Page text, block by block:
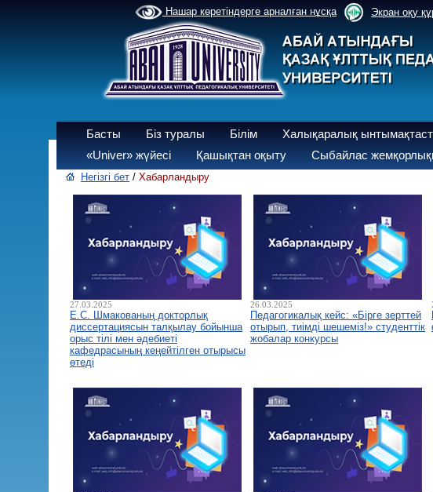
Нашар көретіндерге арналған нұсқа Экран оқу
Басты Біз туралы Білім Халықаралық
«Univer» жүйесі
Қашықтан оқыту Сыбайлас
Негізгі бет / Хабарландыру
27.03.2025
Е.С. Шмакованың докторлық
диссертациясын талқылау бойынша
орыс тілі мен әдебиеті
кафедрасының кеңейтілген отырысы
өтеді
26.03.2025
Педагогикалық кейс: «Бірге зерттей
отырып, тиімді шешеміз!» студенттік
жобалар конкурсы